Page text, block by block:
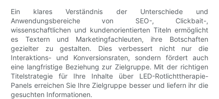
Ein klares Verständnis der Unterschiede und
Anwendungsbereiche von SEO-, Clickbait-,
wissenschaftlichen und kundenorientierten Titeln ermöglicht
es Textern und Marketingfachleuten, ihre Botschaften
gezielter zu gestalten. Dies verbessert nicht nur die
Interaktions- und Konversionsraten, sondern fördert auch
eine langfristige Beziehung zur Zielgruppe. Mit der richtigen
Titelstrategie für Ihre Inhalte über LED-Rotlichttherapie-
Panels erreichen Sie Ihre Zielgruppe besser und liefern ihr die
gesuchten Informationen.